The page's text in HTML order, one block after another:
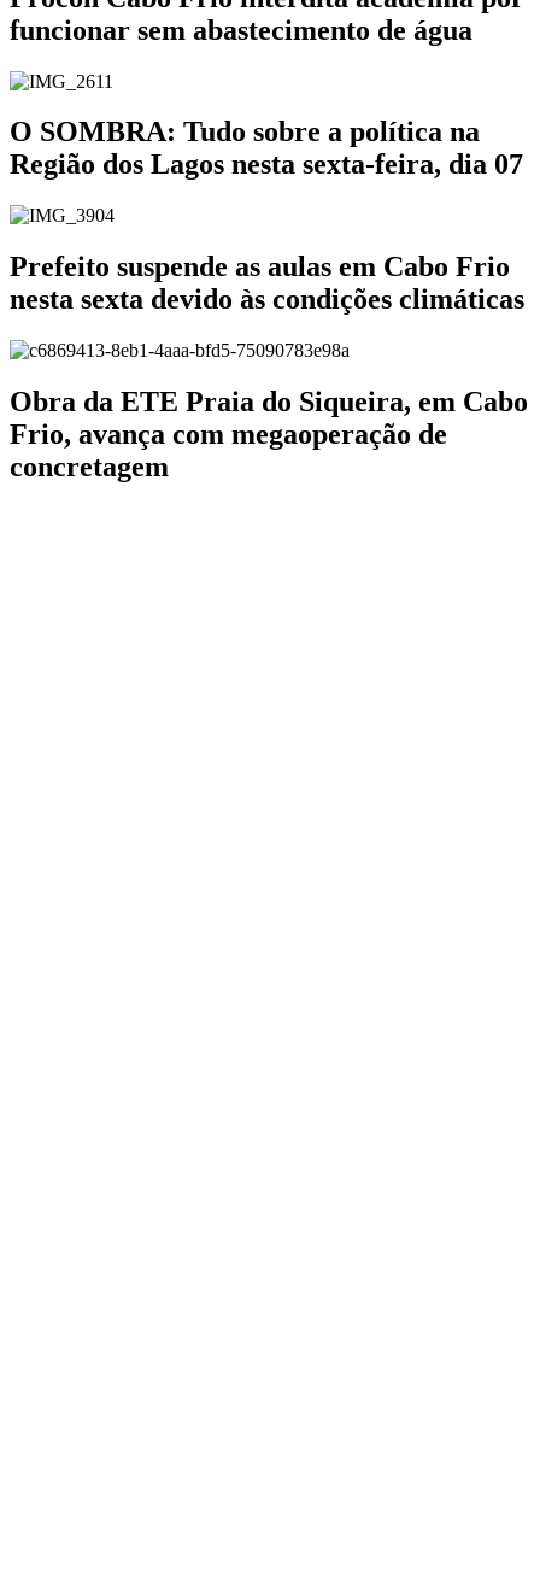
funcionar sem abastecimento de água
O SOMBRA: Tudo sobre a política na
Região dos Lagos nesta sexta-feira, dia 07
Prefeito suspende as aulas em Cabo Frio
nesta sexta devido às condições climáticas
Obra da ETE Praia do Siqueira, em Cabo
Frio, avança com megaoperação de
concretagem